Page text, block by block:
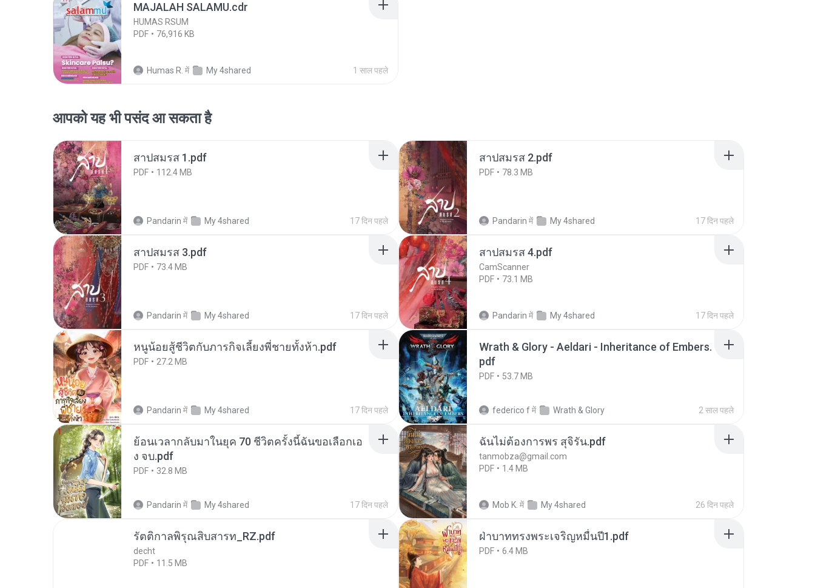
MAJALAH SALAMU.cdr
HUMAS RSUM
PDF
76,916 KB
Humas R. में My 4shared 1 साल पहले
आपको यह भी पसंद आ सकता है
สาปสมรส 1.pdf
PDF 112.4 MB
Pandarin में My 4shared 17 दिन पहले
สาปสมรส 2.pdf
PDF 78.3 MB
Pandarin में My 4shared 17 दिन पहले
สาปสมรส 3.pdf
PDF 73.4 MB
Pandarin में My 4shared 17 दिन पहले
สาปสมรส 4.pdf
CamScanner
PDF
73.1 MB
Pandarin में My 4shared 17 दिन पहले
หนูน้อยสู้ชีวิตกับภารกิจเลี้ยงพี่ชายทั้งห้า.pdf
PDF 27.2 MB
Pandarin में My 4shared 17 दिन पहले
Wrath & Glory - Aeldari - Inheritance of Embers.
pdf
PDF 53.7 MB
federico fमें Wrath & Glory 2 साल पहले
ย้อนเวลากลับมาในยุค 70 ชีวิตครั้งนี้ฉันขอเลือกเอ
ง จบ.pdf
PDF 32.8 MB
Pandarin में My 4shared 17 दिन पहले
ฉันไม่ต้องการพร สุจิรัน.pdf
tanmobza@gmail.com
PDF
1.4 MB
Mob K. में My 4shared 26 दिन पहले
รัตติกาลพิรุณสิบสารท_RZ.pdf
decht
PDF
11.5 MB
ฝ่าบาททรงพระเจริญหมื่นปี1.pdf
PDF 6.4 MB